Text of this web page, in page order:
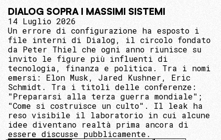
DIALOG SOPRA I MASSIMI SISTEMI
14 Luglio 2026
Un errore di configurazione ha esposto i
file interni di Dialog, il circolo fondato
da Peter Thiel che ogni anno riunisce su
invito le figure più influenti di
tecnologia, finanza e politica. Tra i nomi
emersi: Elon Musk, Jared Kushner, Eric
Schmidt. Tra i titoli delle conferenze:
"Prepararsi alla terza guerra mondiale";
"Come si costruisce un culto". Il leak ha
reso visibile il laboratorio in cui alcune
idee diventano realtà prima ancora di
essere discusse pubblicamente.